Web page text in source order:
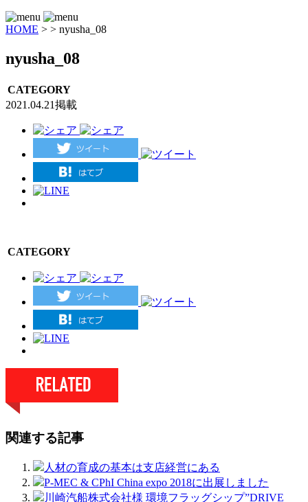
HOME > > nyusha_08
nyusha_08
CATEGORY
2021.04.21掲載
CATEGORY
関連する記事
人材の育成の基本は支店経営にある
P-MEC & CPhI China expo 2018に出展しました
川崎汽船株式会社様 環境フラッグシップ”DRIVE